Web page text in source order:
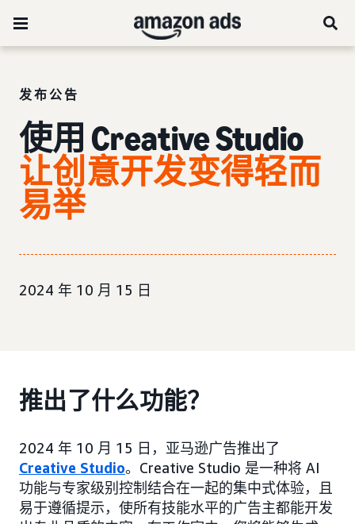
发布公告
使用 Creative Studio
让创意开发变得轻而
易举
2024 年 10 月 15 日
推出了什么功能？
2024 年 10 月 15 日，亚马逊广告推出了
Creative Studio。Creative Studio 是一种将 AI
功能与专家级别控制结合在一起的集中式体验，且
易于遵循提示，使所有技能水平的广告主都能开发